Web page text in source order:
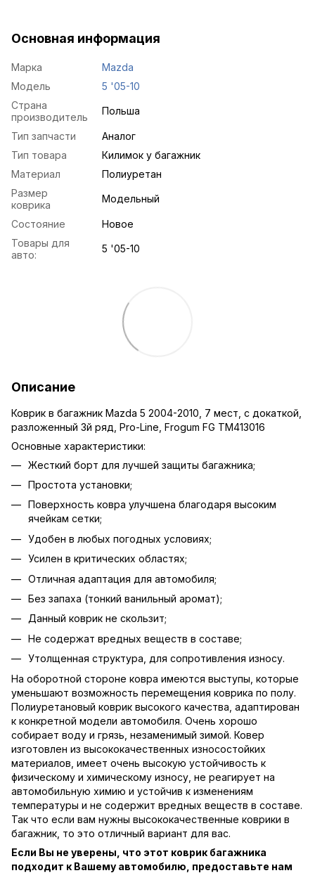
Основная информация
Марка
Mazda
Модель
5 '05-10
Страна
производитель
Польша
Тип запчасти
Аналог
Тип товара
Килимок у багажник
Материал
Полиуретан
Размер
коврика
Модельный
Состояние
Новое
Товары для
авто:
5 '05-10
Описание
Коврик в багажник Mazda 5 2004-2010, 7 мест, с докаткой,
разложенный 3й ряд, Pro-Line, Frogum FG TM413016
Основные характеристики:
Жесткий борт для лучшей защиты багажника;
Простота установки;
Поверхность ковра улучшена благодаря высоким
ячейкам сетки;
Удобен в любых погодных условиях;
Усилен в критических областях;
Отличная адаптация для автомобиля;
Без запаха (тонкий ванильный аромат);
Данный коврик не скользит;
Не содержат вредных веществ в составе;
Утолщенная структура, для сопротивления износу.
На оборотной стороне ковра имеются выступы, которые
уменьшают возможность перемещения коврика по полу.
Полиуретановый коврик высокого качества, адаптирован
к конкретной модели автомобиля. Очень хорошо
собирает воду и грязь, незаменимый зимой. Ковер
изготовлен из высококачественных износостойких
материалов, имеет очень высокую устойчивость к
физическому и химическому износу, не реагирует на
автомобильную химию и устойчив к изменениям
температуры и не содержит вредных веществ в составе.
Так что если вам нужны высококачественные коврики в
багажник, то это отличный вариант для вас.
Если Вы не уверены, что этот коврик багажника
подходит к Вашему автомобилю, предоставьте нам